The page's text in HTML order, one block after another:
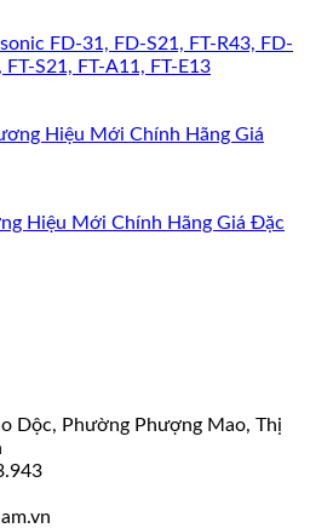
FD-31, FD-S21, FT-R43, FD-
S21, FT-A11, FT-E13
Mới Chính Hãng Giá Đặc
Dộc, Phường Phượng Mao, Thị